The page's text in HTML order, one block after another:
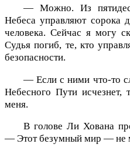
— Можно. Из
Небеса управляют сорока
человека. Сейчас я могу
Судья погиб, те, кто
безопасности.
— Если с ними что-то
Небесного Пути
меня.
В голове Ли Хована
— Этот безумный мир — не